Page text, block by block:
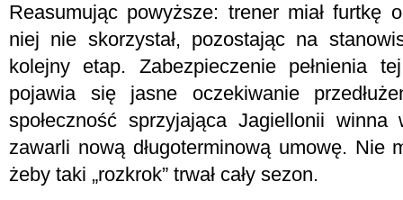
Reasumując powyższe: trener miał furtkę
niej nie skorzystał, pozostając na
kolejny etap. Zabezpieczenie pełnienia
pojawia się jasne oczekiwanie
społeczność sprzyjająca Jagiellonii
zawarli nową długoterminową umowę. Nie
żeby taki „rozkrok” trwał cały sezon.